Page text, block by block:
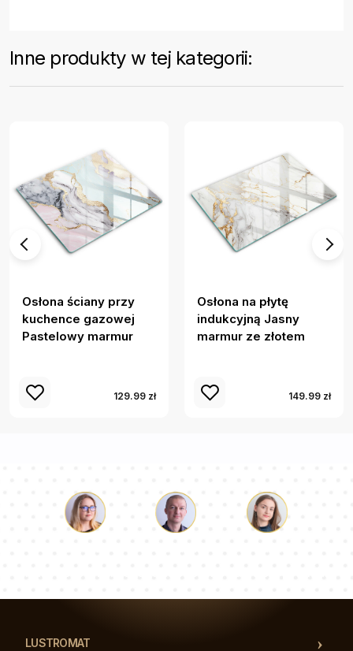
Inne produkty w tej kategorii:
Osłona ściany przy
kuchence gazowej
Pastelowy marmur
129.99 zł
Osłona na płytę
indukcyjną Jasny
marmur ze złotem
149.99 zł
LUSTROMAT